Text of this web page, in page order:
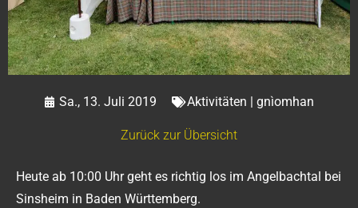
Sa., 13. Juli 2019 Aktivitäten | gnìomhan
Zurück zur Übersicht
Heute ab 10:00 Uhr geht es richtig los im Angelbachtal bei
Sinsheim in Baden Württemberg.